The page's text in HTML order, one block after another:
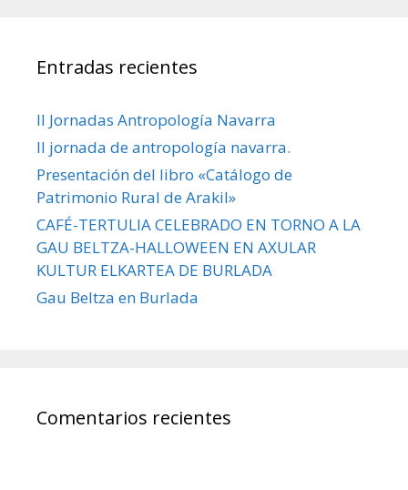
Entradas recientes
II Jornadas Antropología Navarra
II jornada de antropología navarra.
Presentación del libro «Catálogo de
Patrimonio Rural de Arakil»
CAFÉ-TERTULIA CELEBRADO EN TORNO A LA
GAU BELTZA-HALLOWEEN EN AXULAR
KULTUR ELKARTEA DE BURLADA
Gau Beltza en Burlada
Comentarios recientes